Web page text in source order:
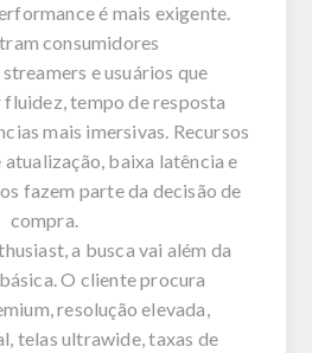
é mais exigente.
consumidores
streamers e usuários que
tempo de resposta
mais imersivas. Recursos
baixa latência e
fazem parte da decisão de
compra.
, a busca vai além da
O cliente procura
resolução elevada,
telasultrawide, taxas de